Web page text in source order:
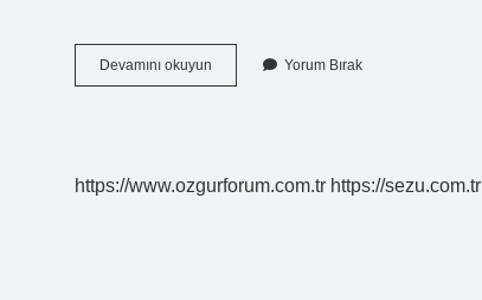
Devamını okuyun
Vahşi
Yorum Bırak
https://www.ozgurforum.com.tr https://sezu.com.tr